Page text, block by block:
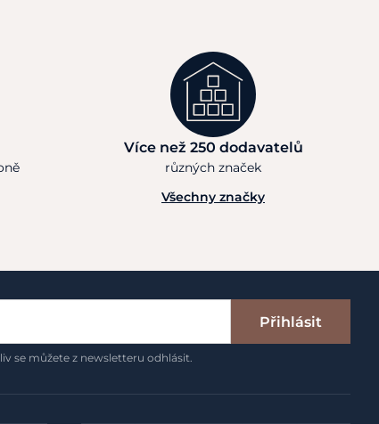
Více než 250 dodavatelů
různých značek
Všechny značky
Přihlásit
se můžete z newsletteru odhlásit.